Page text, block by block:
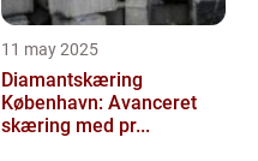
11 may 2025
Diamantskæring
København: Avanceret
skæring med pr...